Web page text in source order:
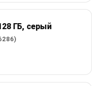
ГБ, серый